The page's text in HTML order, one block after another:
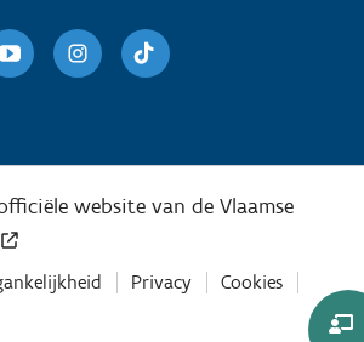
LinkedinYoutubeInstagram
Privacy
Cookies